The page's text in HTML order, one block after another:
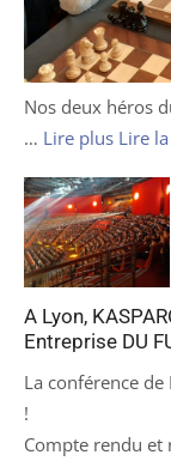
Nos deux héros
… Lire plus Lire
A Lyon,
Entreprise DU
La conférence de
!
Compte rendu et